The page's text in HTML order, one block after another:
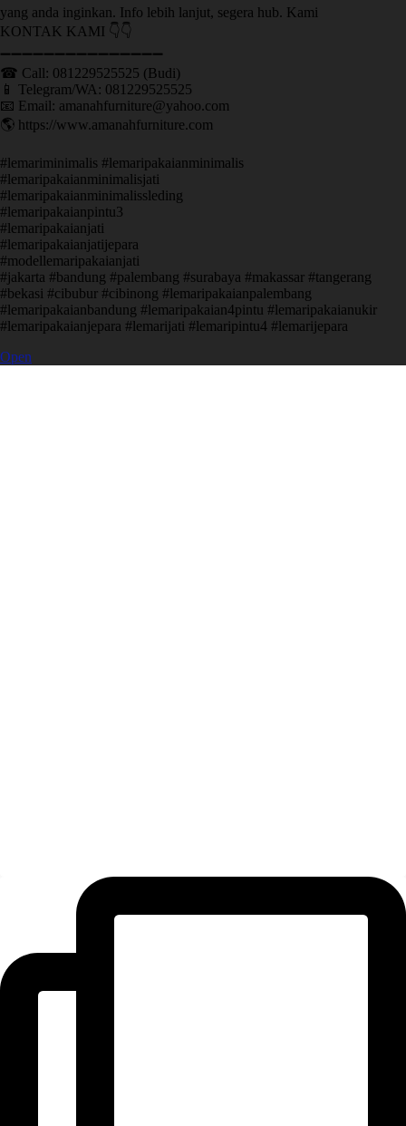
yang anda inginkan. Info lebih lanjut, segera hub. Kami
KONTAK KAMI 👇👇
➖➖➖➖➖➖➖➖➖➖➖➖➖➖➖ ㅤ
☎ Call: 081229525525 (Budi)
📱 Telegram/WA: 081229525525
📧 Email: amanahfurniture@yahoo.com
🌎 https://www.amanahfurniture.com
#lemariminimalis #lemaripakaianminimalis
#lemaripakaianminimalisjati
#lemaripakaianminimalissleding
#lemaripakaianpintu3
#lemaripakaianjati
#lemaripakaianjatijepara
#modellemaripakaianjati
#jakarta #bandung #palembang #surabaya #makassar #tangerang
#bekasi #cibubur #cibinong #lemaripakaianpalembang
#lemaripakaianbandung #lemaripakaian4pintu #lemaripakaianukir
#lemaripakaianjepara #lemarijati #lemaripintu4 #lemarijepara
Open